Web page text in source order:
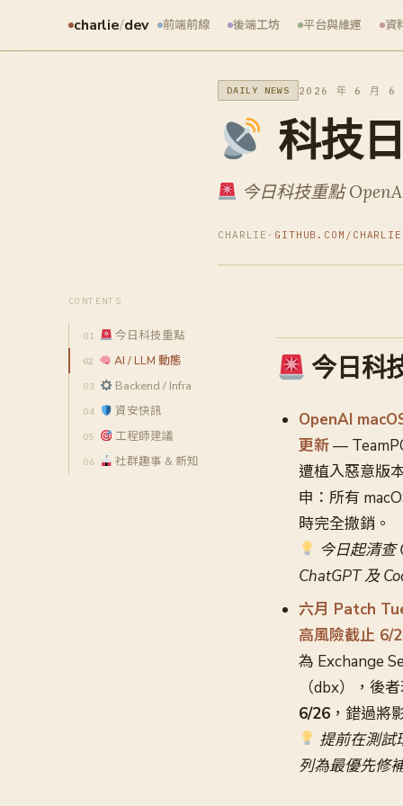
charlie/dev 前端前線 後端工坊 平台與維運 資
DAILY NEWS 2026 年 6 月 6
科技
今日科技重點
CHARLIE · GITHUB.COM/
CONTENTS
今日科技重點
AI / LLM 動態
Backend / Infra
資安快訊
工程師建議
社群趣事 & 新知
今日科
OpenAI
更新—
遭植入惡意版
申：所有
時完全撤銷。
今日起清查
ChatGPT 及
六月 Patch
高風險截止 6/
為 Exchange
（dbx），後
6/26 ，錯過將
提前在測試
列為最優先修